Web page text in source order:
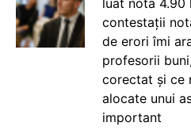
contestații
de erori îmi
profesorii
corectat și ce
alocate unui
important